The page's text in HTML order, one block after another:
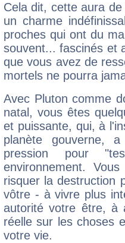
Cela dit, cette aura
un charme
proches qui ont du
souvent... fascinés et
que vous avez de
mortels ne pourra
Avec Pluton comme
natal, vous êtes
et puissante, qui, à
planète gouverne,
pression pour
environnement.
risquer la destruction
vôtre - à vivre plus
autorité votre être, à
réelle sur les choses
votre vie.